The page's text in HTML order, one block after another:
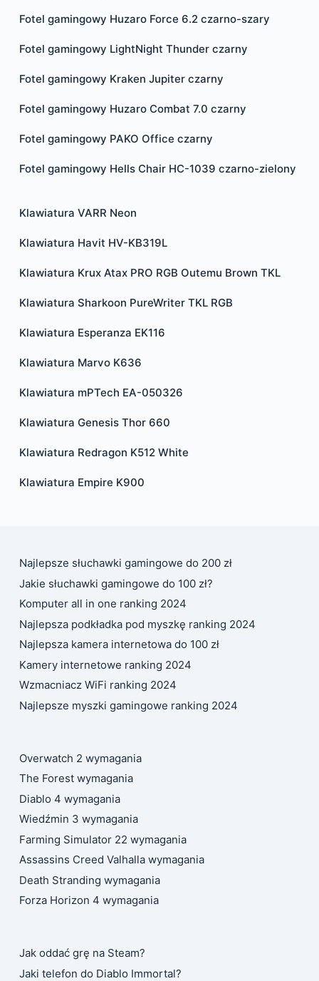
Fotel gamingowy Huzaro Force 6.2 czarno-szary
Fotel gamingowy LightNight Thunder czarny
Fotel gamingowy Kraken Jupiter czarny
Fotel gamingowy Huzaro Combat 7.0 czarny
Fotel gamingowy PAKO Office czarny
Fotel gamingowy Hells Chair HC-1039 czarno-zielony
Klawiatura VARR Neon
Klawiatura Havit HV-KB319L
Klawiatura Krux Atax PRO RGB Outemu Brown TKL
Klawiatura Sharkoon PureWriter TKL RGB
Klawiatura Esperanza EK116
Klawiatura Marvo K636
Klawiatura mPTech EA-050326
Klawiatura Genesis Thor 660
Klawiatura Redragon K512 White
Klawiatura Empire K900
Najlepsze słuchawki gamingowe do 200 zł
Jakie słuchawki gamingowe do 100 zł?
Komputer all in one ranking 2024
Najlepsza podkładka pod myszkę ranking 2024
Najlepsza kamera internetowa do 100 zł
Kamery internetowe ranking 2024
Wzmacniacz WiFi ranking 2024
Najlepsze myszki gamingowe ranking 2024
Overwatch 2 wymagania
The Forest wymagania
Diablo 4 wymagania
Wiedźmin 3 wymagania
Farming Simulator 22 wymagania
Assassins Creed Valhalla wymagania
Death Stranding wymagania
Forza Horizon 4 wymagania
Jak oddać grę na Steam?
Jaki telefon do Diablo Immortal?